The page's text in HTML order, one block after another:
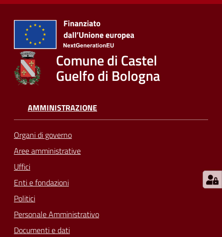
Seguici
Comune di Castel
Guelfo di Bologna
AMMINISTRAZIONE
Organi di governo
Aree amministrative
Uffici
Enti e fondazioni
Politici
Personale Amministrativo
Documenti e dati